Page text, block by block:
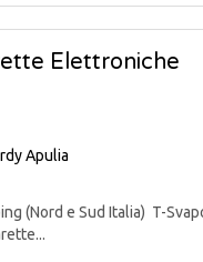
Elettroniche
Apulia
(Nord e Sud Italia) T-